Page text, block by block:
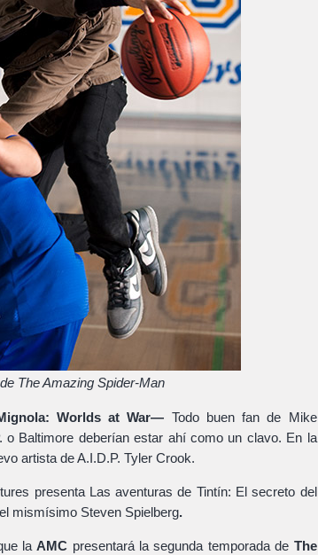
The Amazing Spider-Man
Worlds at War— Todo buen fan de Mike
o Baltimore deberían estar ahí como un clavo. En la
artista de A.I.D.P. Tyler Crook.
presenta Las aventuras de Tintín: El secreto del
mismísimo Steven Spielberg.
laAMC presentará la segunda temporada de The